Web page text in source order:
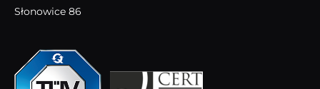
Słonowice 86